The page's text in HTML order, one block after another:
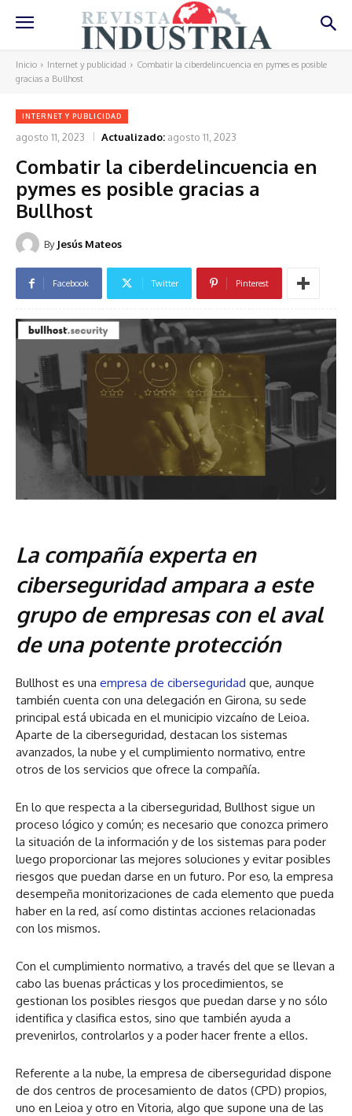
Inicio Internet y publicidad
Combatir la ciberdelincuencia en pymes es posible
gracias a Bullhost
INTERNET Y PUBLICIDAD
agosto 11, 2023 Actualizado: agosto 11, 2023
Combatir la ciberdelincuencia en
pymes es posible gracias a
Bullhost
By Jesús Mateos
Facebook Twitter Pinterest
La compañía experta en
ciberseguridad ampara a este
grupo de empresas con el aval
de una potente protección
Bullhost es una empresa de ciberseguridad que, aunque
también cuenta con una delegación en Girona, su sede
principal está ubicada en el municipio vizcaíno de Leioa.
Aparte de la ciberseguridad, destacan los sistemas
avanzados, la nube y el cumplimiento normativo, entre
otros de los servicios que ofrece la compañía.
En lo que respecta a la ciberseguridad, Bullhost sigue un
proceso lógico y común; es necesario que conozca primero
la situación de la información y de los sistemas para poder
luego proporcionar las mejores soluciones y evitar posibles
riesgos que puedan darse en un futuro. Por eso, la empresa
desempeña monitorizaciones de cada elemento que pueda
haber en la red, así como distintas acciones relacionadas
con los mismos.
Con el cumplimiento normativo, a través del que se llevan a
cabo las buenas prácticas y los procedimientos, se
gestionan los posibles riesgos que puedan darse y no sólo
identifica y clasifica estos, sino que también ayuda a
prevenirlos, controlarlos y a poder hacer frente a ellos.
Referente a la nube, la empresa de ciberseguridad dispone
de dos centros de procesamiento de datos (CPD) propios,
uno en Leioa y otro en Vitoria, algo que supone una de las